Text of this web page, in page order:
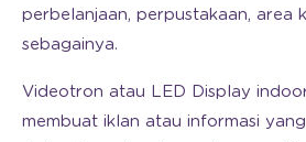
perbelanjaan, perpustakaan, area
sebagainya.
Videotron atau LED Display
membuat iklan atau informasi